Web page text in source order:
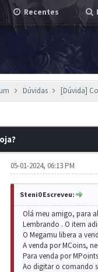
Recentes
Dúvidas [Dúvida]
05-01-2024, 06:13 PM
Steni0 Escreveu:
Olá meu amigo, para
Lembrando . O item
O Megamu libera a
A venda por MCoins,
Para venda por
Ao digitar o comando